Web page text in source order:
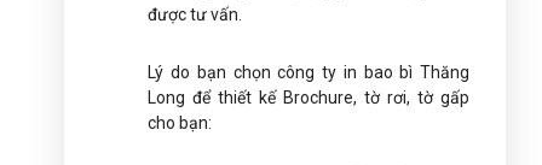
được tư vấn.
Lý do bạn chọn công ty in bao bì Thăng
Long để thiết kế Brochure, tờ rơi, tờ gấp
cho bạn: